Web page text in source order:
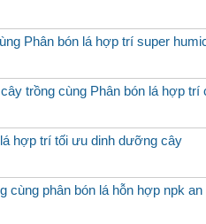
Phân bón lá hợp trí super
trồng cùng Phân bón lá hợp trí
hợp trí tối ưu dinh dưỡng cây
cùng phân bón lá hỗn hợp npk an